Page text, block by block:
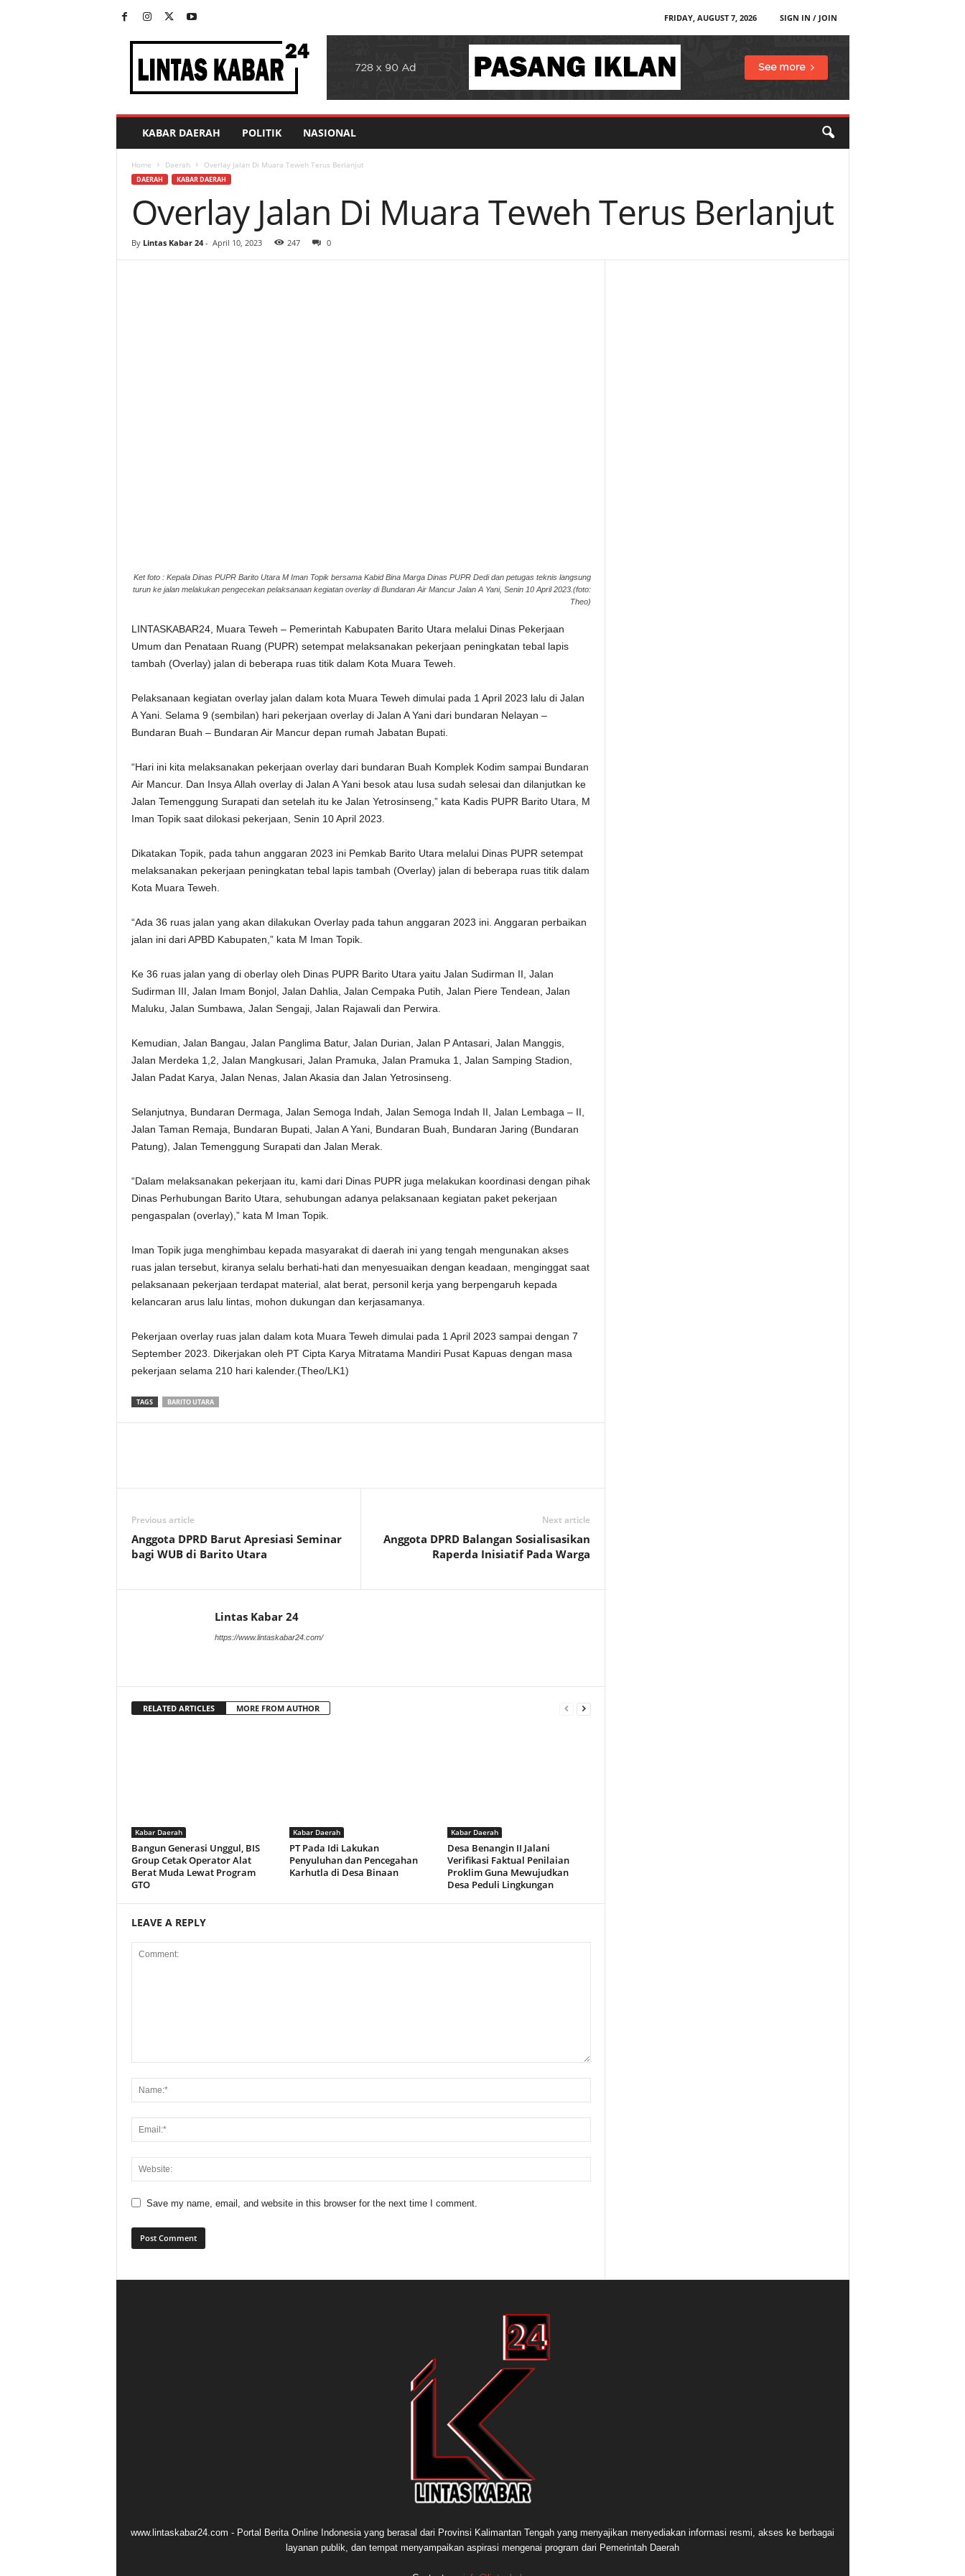
FRIDAY, AUGUST 7, 2026
SIGN IN / JOIN
KABAR DAERAH POLITIK NASIONAL
Home Daerah Overlay Jalan Di Muara Teweh Terus Berlanjut
DAERAH KABAR DAERAH
Overlay Jalan Di Muara Teweh Terus Berlanjut
By Lintas Kabar 24- April 10, 2023 247 0
Ket foto : Kepala Dinas PUPR Barito Utara M Iman Topik bersama Kabid Bina Marga Dinas PUPR Dedi dan petugas teknis langsung
turun ke jalan melakukan pengecekan pelaksanaan kegiatan overlay di Bundaran Air Mancur Jalan A Yani, Senin 10 April 2023.(foto:
Theo)
LINTASKABAR24, Muara Teweh – Pemerintah Kabupaten Barito Utara melalui Dinas Pekerjaan
Umum dan Penataan Ruang (PUPR) setempat melaksanakan pekerjaan peningkatan tebal lapis
tambah (Overlay) jalan di beberapa ruas titik dalam Kota Muara Teweh.
Pelaksanaan kegiatan overlay jalan dalam kota Muara Teweh dimulai pada 1 April 2023 lalu di Jalan
A Yani. Selama 9 (sembilan) hari pekerjaan overlay di Jalan A Yani dari bundaran Nelayan –
Bundaran Buah – Bundaran Air Mancur depan rumah Jabatan Bupati.
“Hari ini kita melaksanakan pekerjaan overlay dari bundaran Buah Komplek Kodim sampai Bundaran
Air Mancur. Dan Insya Allah overlay di Jalan A Yani besok atau lusa sudah selesai dan dilanjutkan ke
Jalan Temenggung Surapati dan setelah itu ke Jalan Yetrosinseng,” kata Kadis PUPR Barito Utara, M
Iman Topik saat dilokasi pekerjaan, Senin 10 April 2023.
Dikatakan Topik, pada tahun anggaran 2023 ini Pemkab Barito Utara melalui Dinas PUPR setempat
melaksanakan pekerjaan peningkatan tebal lapis tambah (Overlay) jalan di beberapa ruas titik dalam
Kota Muara Teweh.
“Ada 36 ruas jalan yang akan dilakukan Overlay pada tahun anggaran 2023 ini. Anggaran perbaikan
jalan ini dari APBD Kabupaten,” kata M Iman Topik.
Ke 36 ruas jalan yang di oberlay oleh Dinas PUPR Barito Utara yaitu Jalan Sudirman II, Jalan
Sudirman III, Jalan Imam Bonjol, Jalan Dahlia, Jalan Cempaka Putih, Jalan Piere Tendean, Jalan
Maluku, Jalan Sumbawa, Jalan Sengaji, Jalan Rajawali dan Perwira.
Kemudian, Jalan Bangau, Jalan Panglima Batur, Jalan Durian, Jalan P Antasari, Jalan Manggis,
Jalan Merdeka 1,2, Jalan Mangkusari, Jalan Pramuka, Jalan Pramuka 1, Jalan Samping Stadion,
Jalan Padat Karya, Jalan Nenas, Jalan Akasia dan Jalan Yetrosinseng.
Selanjutnya, Bundaran Dermaga, Jalan Semoga Indah, Jalan Semoga Indah II, Jalan Lembaga – II,
Jalan Taman Remaja, Bundaran Bupati, Jalan A Yani, Bundaran Buah, Bundaran Jaring (Bundaran
Patung), Jalan Temenggung Surapati dan Jalan Merak.
“Dalam melaksanakan pekerjaan itu, kami dari Dinas PUPR juga melakukan koordinasi dengan pihak
Dinas Perhubungan Barito Utara, sehubungan adanya pelaksanaan kegiatan paket pekerjaan
pengaspalan (overlay),” kata M Iman Topik.
Iman Topik juga menghimbau kepada masyarakat di daerah ini yang tengah mengunakan akses
ruas jalan tersebut, kiranya selalu berhati-hati dan menyesuaikan dengan keadaan, menginggat saat
pelaksanaan pekerjaan terdapat material, alat berat, personil kerja yang berpengaruh kepada
kelancaran arus lalu lintas, mohon dukungan dan kerjasamanya.
Pekerjaan overlay ruas jalan dalam kota Muara Teweh dimulai pada 1 April 2023 sampai dengan 7
September 2023. Dikerjakan oleh PT Cipta Karya Mitratama Mandiri Pusat Kapuas dengan masa
pekerjaan selama 210 hari kalender.(Theo/LK1)
TAGS BARITO UTARA
Previous article
Anggota DPRD Barut Apresiasi Seminar
bagi WUB di Barito Utara
Next article
Anggota DPRD Balangan Sosialisasikan
Raperda Inisiatif Pada Warga
Lintas Kabar 24
https://www.lintaskabar24.com/
RELATED ARTICLES MORE FROM AUTHOR
Kabar Daerah
Bangun Generasi Unggul, BIS
Group Cetak Operator Alat
Berat Muda Lewat Program
GTO
Kabar Daerah
PT Pada Idi Lakukan
Penyuluhan dan Pencegahan
Karhutla di Desa Binaan
Kabar Daerah
Desa Benangin II Jalani
Verifikasi Faktual Penilaian
Proklim Guna Mewujudkan
Desa Peduli Lingkungan
LEAVE A REPLY
Save my name, email, and website in this browser for the next time I comment.
www.lintaskabar24.com - Portal Berita Online Indonesia yang berasal dari Provinsi Kalimantan Tengah yang menyajikan menyediakan informasi resmi, akses ke berbagai
layanan publik, dan tempat menyampaikan aspirasi mengenai program dari Pemerintah Daerah